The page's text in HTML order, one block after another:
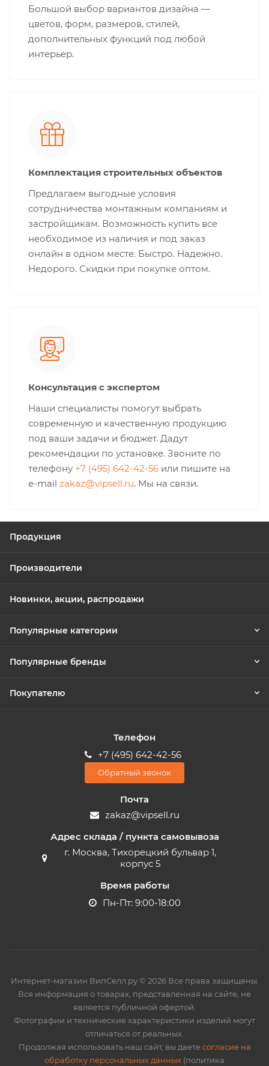
Большой выбор вариантов дизайна —
цветов, форм, размеров, стилей,
дополнительных функций под любой
интерьер.
Комплектация строительных объектов
Предлагаем выгодные условия
сотрудничества монтажным компаниям и
застройщикам. Возможность купить все
необходимое из наличия и под заказ
онлайн в одном месте. Быстро. Надежно.
Недорого. Скидки при покупке оптом.
Консультация с экспертом
Наши специалисты помогут выбрать
современную и качественную продукцию
под ваши задачи и бюджет. Дадут
рекомендации по установке. Звоните по
телефону +7 (495) 642-42-56 или пишите на
e-mail zakaz@vipsell.ru. Мы на связи.
Продукция
Производители
Новинки, акции, распродажи
Популярные категории
Популярные бренды
Покупателю
Телефон
+7 (495) 642-42-56
Обратный звонок
Почта
zakaz@vipsell.ru
Адрес склада / пункта самовывоза
г. Москва, Тихорецкий бульвар 1,
корпус 5
Время работы
Пн-Пт: 9:00-18:00
Интернет-магазин ВипСелл.ру © 2026 Все права защищены.
Вся информация о товарах, представленная на сайте, не
является публичной офертой.
Фотографии и технические характеристики изделий могут
отличаться от реальных.
Продолжая использовать наш сайт, вы даетесогласие на
обработку персональных данных (политика